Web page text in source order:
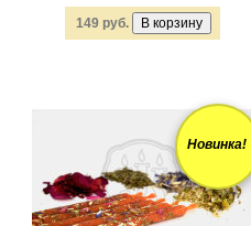
149 руб.
Новинка!